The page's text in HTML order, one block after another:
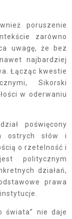
poruszenie
zarówno
uwagę, że bez
najbardziej
Łącząc kwestie
Sikorski
w oderwaniu
poświęcony
ostrych słów i
o rzetelność i
politycznym
działań,
prawa
świata” nie daje